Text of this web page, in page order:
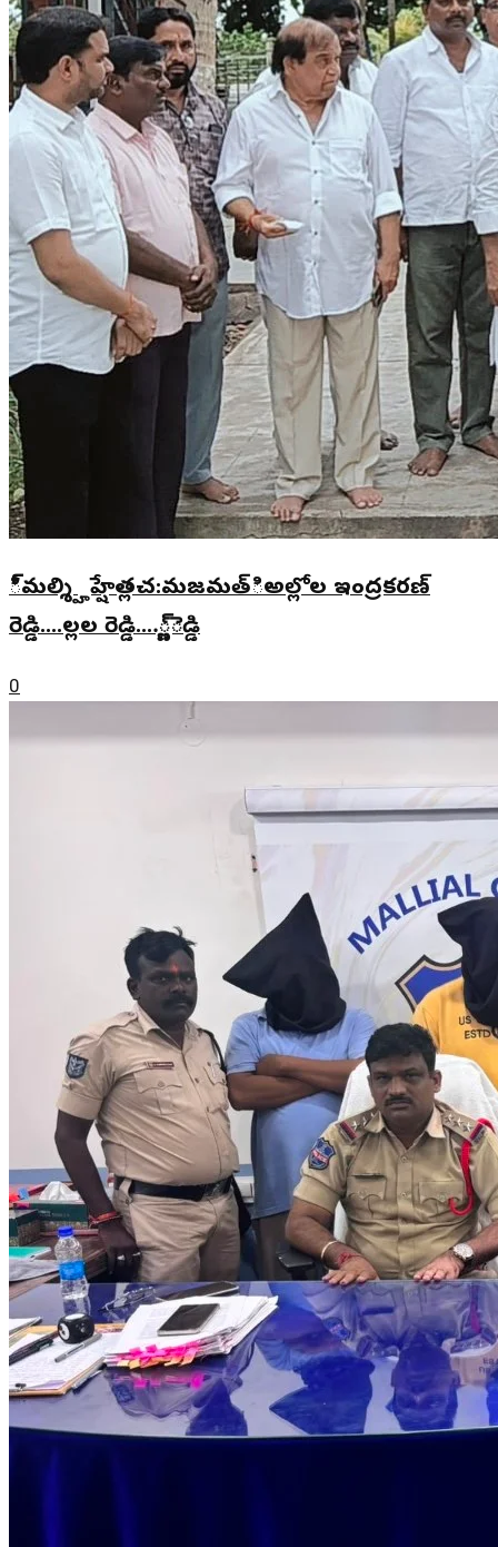
ి్మల్శ్హిహ్షేత్లచ:మజమత్ిఅల్లోల ఇంద్రకరణ్
రెడ్డి....ల్లల రెడ్డి....్ణ్ెడ్డి
0